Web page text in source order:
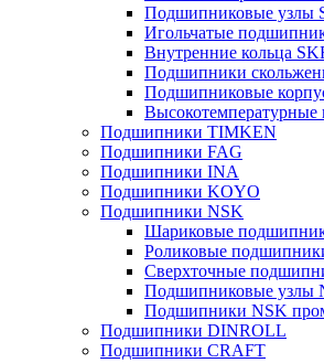
Подшипниковые узлы
Игольчатые
Внутренние кольца
Подшипники
Подшипниковые
Подшипники TIMKEN
Подшипники FAG
Подшипники INA
Подшипники KOYO
Подшипники NSK
Шариковые
Роликовые
Сверхточные
Подшипниковые узлы
Подшипники NSK
Подшипники DINROLL
Подшипники CRAFT